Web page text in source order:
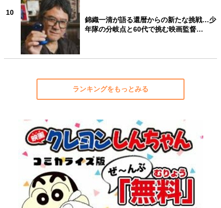
10
錦織一清が語る還暦からの新たな挑戦…少
年隊の分岐点と60代で挑む映画監督…
ランキングをもっとみる